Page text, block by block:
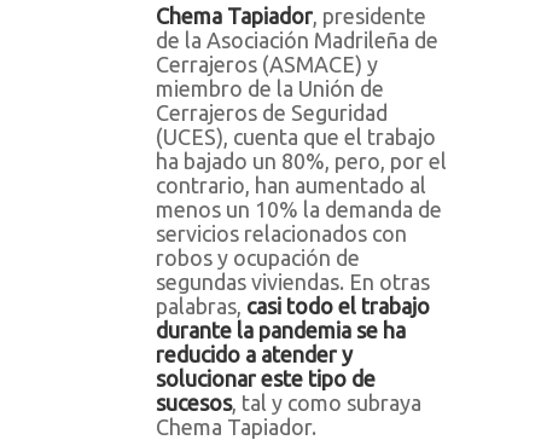
Chema Tapiador , presidente
de la Asociación Madrileña de
Cerrajeros (ASMACE) y
miembro de la Unión de
Cerrajeros de Seguridad
(UCES), cuenta que el trabajo
ha bajado un 80%, pero, por el
contrario, han aumentado al
menos un 10% la demanda de
servicios relacionados con
robos y ocupación de
segundas viviendas. En otras
palabras, casi todo el trabajo
durante la pandemia se ha
reducido a atender y
solucionar este tipo de
sucesos, tal y como subraya
Chema Tapiador.